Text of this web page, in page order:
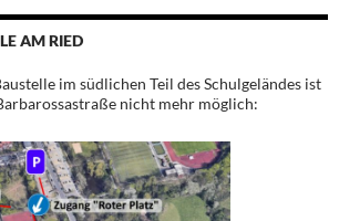
AM RIED
im südlichen Teil des Schulgeländes ist
nicht mehr möglich: